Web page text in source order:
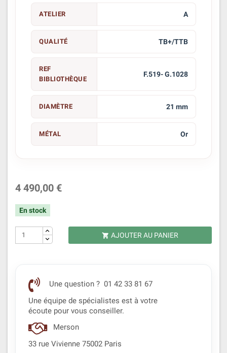
ATELIER A
QUALITÉ TB+/TTB
REF
BIBLIOTHÈQUE
F.519- G.1028
DIAMÈTRE 21 mm
MÉTAL Or
4 490,00 €
En stock
 AJOUTER AU PANIER
Une question ? 01 42 33 81 67
Une équipe de spécialistes est à votre
écoute pour vous conseiller.
Merson
33 rue Vivienne 75002 Paris